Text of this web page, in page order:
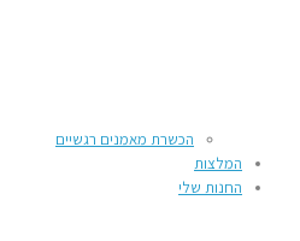
הכשרת מאמנים רגשיים
המלצות
החנות שלי